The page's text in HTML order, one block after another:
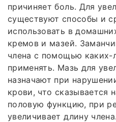
причиняет боль. Для
существуют способы и
использовать в
кремов и мазей.
члена с помощью каких-
применять. Мазь для
назначают при
крови, что сказывается
половую функцию, при
увеличивает длину